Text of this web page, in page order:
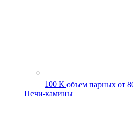
100 К объем парных от
Печи-камины